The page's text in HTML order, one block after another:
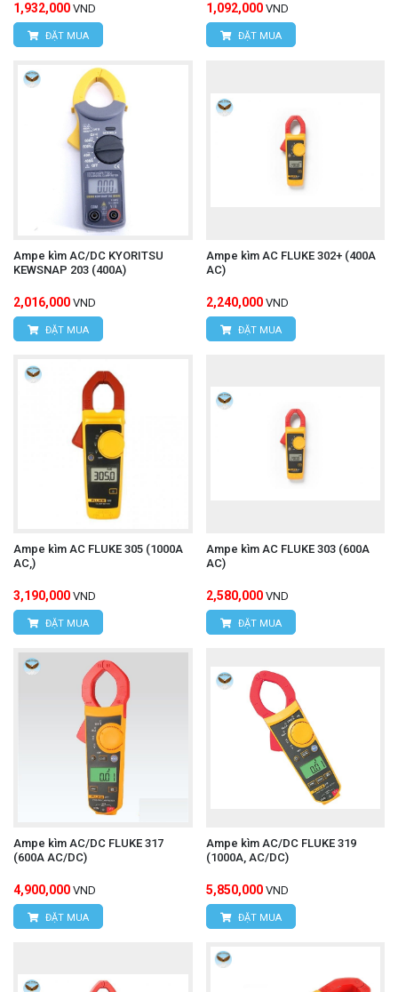
1,932,000 VND
ĐẶT MUA
1,092,000 VND
ĐẶT MUA
Ampe kìm AC/DC KYORITSU
KEWSNAP 203 (400A)
2,016,000 VND
ĐẶT MUA
Ampe kìm AC FLUKE 302+ (400A
AC)
2,240,000 VND
ĐẶT MUA
Ampe kìm AC FLUKE 305 (1000A
AC,)
3,190,000 VND
ĐẶT MUA
Ampe kìm AC FLUKE 303 (600A
AC)
2,580,000 VND
ĐẶT MUA
Ampe kìm AC/DC FLUKE 317
(600A AC/DC)
4,900,000 VND
ĐẶT MUA
Ampe kìm AC/DC FLUKE 319
(1000A, AC/DC)
5,850,000 VND
ĐẶT MUA